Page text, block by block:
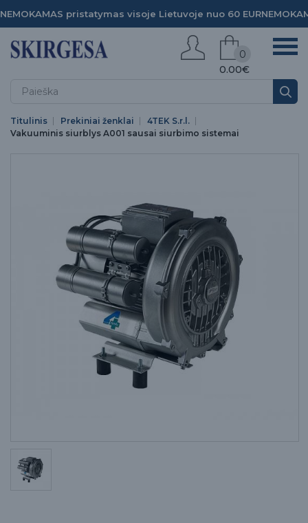
NEMOKAMAS pristatymas visoje Lietuvoje nuo 60 EUR
0.00€
0
Titulinis Prekiniai ženklai
4TEK S.r.l.
Vakuuminis siurblys A001 sausai siurbimo sistemai